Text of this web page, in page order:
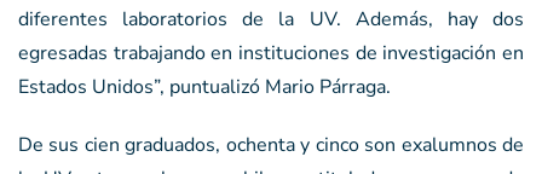
diferentes laboratorios de la UV. Además, hay dos
egresadas trabajando en instituciones de investigación en
Estados Unidos”, puntualizó Mario Párraga.
De sus cien graduados, ochenta y cinco son exalumnos de